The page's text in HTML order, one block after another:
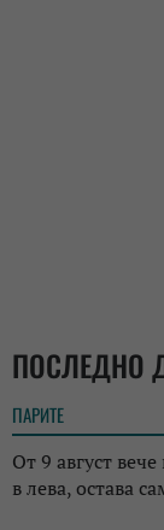
ПОСЛЕДНО
ПАРИТЕ
От 9 август
в лева, остава